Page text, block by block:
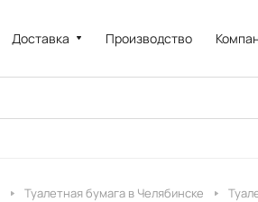
Доставка Производство
Туалетная бумага в Челябинске